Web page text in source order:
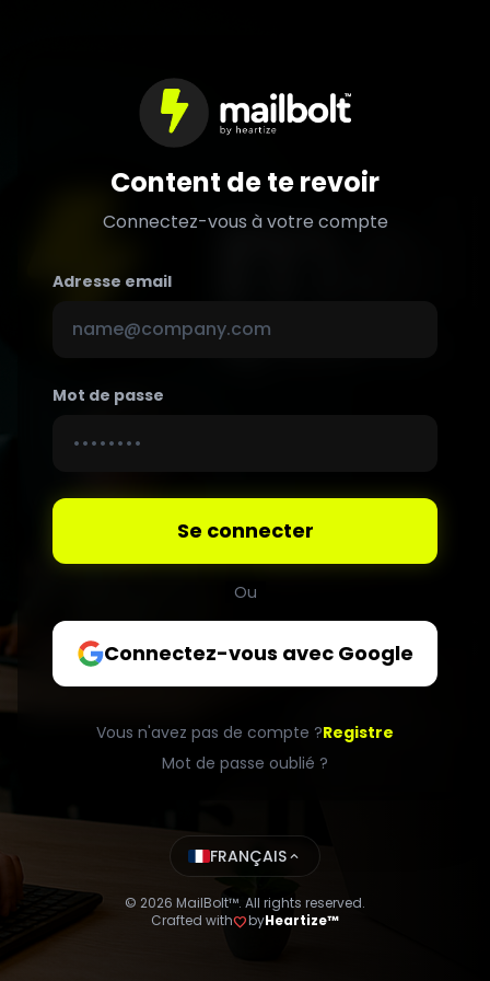
Content de te revoir
Connectez-vous à votre compte
Adresse email
Mot de passe
Se connecter
Ou
Connectez-vous avec Google
Vous n'avez pas de compte ?Registre
Mot de passe oublié ?
FRANÇAISexpand_less
© 2026 MailBolt™. All rights reserved.
Crafted withfavoritebyHeartize™